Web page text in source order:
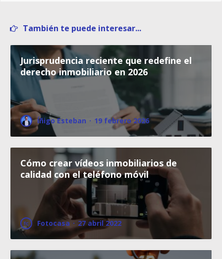
También te puede interesar...
Jurisprudencia reciente que redefine el
derecho inmobiliario en 2026
Íñigo Esteban · 19 febrero 2026
Cómo crear vídeos inmobiliarios de
calidad con el teléfono móvil
Fotocasa · 27 abril 2022